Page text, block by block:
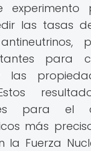
las tasas
para
las
para el
más
la Fuerza